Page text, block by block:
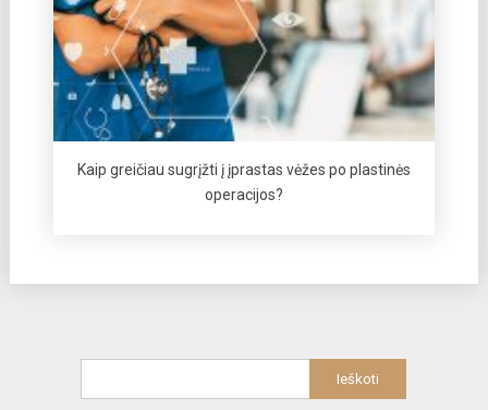
Kaip greičiau sugrįžti į įprastas vėžes po plastinės
operacijos?